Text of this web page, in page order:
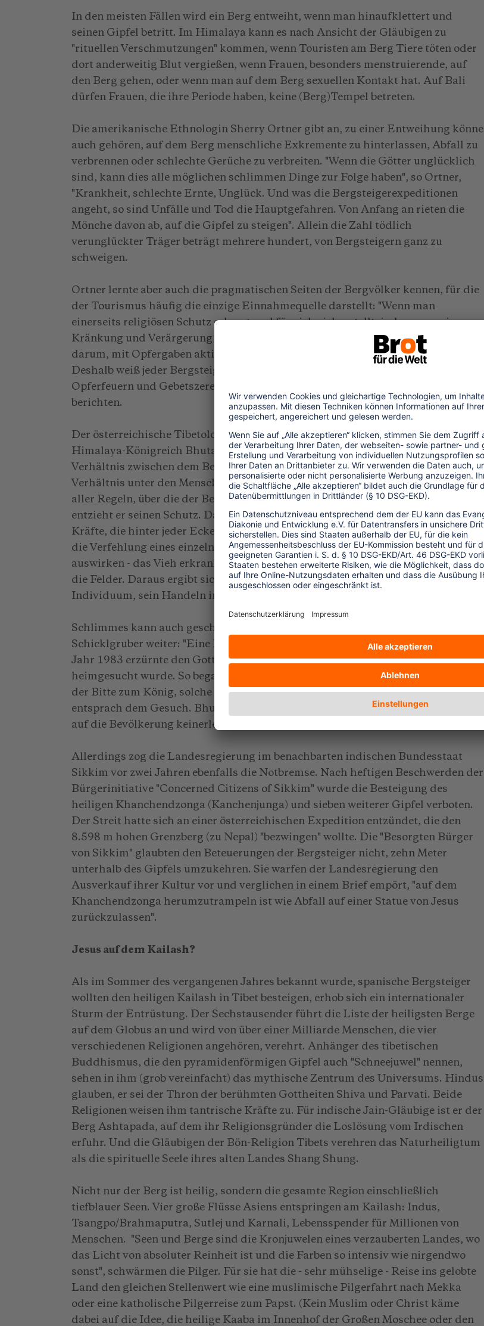
In den meisten Fällen wird ein Berg entweiht, wenn man hinaufklettert und
seinen Gipfel betritt. Im Himalaya kann es nach Ansicht der Gläubigen zu
"rituellen Verschmutzungen" kommen, wenn Touristen am Berg Tiere töten oder
dort anderweitig Blut vergießen, wenn Frauen, besonders menstruierende, auf
den Berg gehen, oder wenn man auf dem Berg sexuellen Kontakt hat. Auf Bali
dürfen Frauen, die ihre Periode haben, keine (Berg)Tempel betreten.
Die amerikanische Ethnologin Sherry Ortner gibt an, zu einer Entweihung könne
auch gehören, auf dem Berg menschliche Exkremente zu hinterlassen, Abfall zu
verbrennen oder schlechte Gerüche zu verbreiten. "Wenn die Götter unglücklich
sind, kann dies alle möglichen schlimmen Dinge zur Folge haben", so Ortner,
"Krankheit, schlechte Ernte, Unglück. Und was die Bergsteigerexpeditionen
angeht, so sind Unfälle und Tod die Hauptgefahren. Von Anfang an rieten die
Mönche davon ab, auf die Gipfel zu steigen". Allein die Zahl tödlich
verunglückter Träger beträgt mehrere hundert, von Bergsteigern ganz zu
schweigen.
Ortner lernte aber auch die pragmatischen Seiten der Bergvölker kennen, für die
der Tourismus häufig die einzige Einnahmequelle darstellt: "Wenn man
einerseits religiösen Schutz erlangt und für sich sicherstellt, indem man eine
Kränkung und Verärgerung der Götter vermeidet, dann geht es andererseits
darum, mit Opfergaben aktiv ihre Unterstützung und ihr Wohlwollen zu suchen".
Deshalb weiß jeder Bergsteiger, der an einer Himalaya-Expedition teilnimmt, von
Opferfeuern und Gebetszeremonien der örtlichen Begleitmannschaft zu
berichten.
Der österreichische Tibetologe Christian Schicklgruber beobachtete im
Himalaya-Königreich Bhutan einen weiteren Aspekt: "Ein harmonisches
Verhältnis zwischen dem Berg und den Menschen setzt ein harmonisches
Verhältnis unter den Menschen voraus. Die soziale Harmonie ist das oberste Ziel
aller Regeln, über die der Berg wacht. Wird eine der sozialen Regeln gebrochen,
entzieht er seinen Schutz. Dadurch öffnet sich ein Tor für all die übelwollenden
Kräfte, die hinter jeder Ecke lauern, um den Menschen zu schaden. So kann sich
die Verfehlung eines einzelnen Bewohners verheerend auf die ganze Region
auswirken - das Vieh erkrankt, Dürre trocknet die Erde aus oder Hagel verwüstet
die Felder. Daraus ergibt sich ein ständiger Druck der Gesellschaft auf das
Individuum, sein Handeln innerhalb der sozialen Spielregeln zu gestalten".
Schlimmes kann auch geschehen, wenn der Wohnort des Gottes gestört wird.
Schicklgruber weiter: "Eine Bergexpedition auf den Gipfel des Jichu Drakye im
Jahr 1983 erzürnte den Gott derart, dass die Region daraufhin von Hagel
heimgesucht wurde. So begab sich eine Gesandtschaft der betroffenen Dörfer mit
der Bitte zum König, solche Expeditionen nicht mehr zuzulassen". Der König
entsprach dem Gesuch. Bhutan ist bis heute das einzige Land, das mit Rücksicht
auf die Bevölkerung keinerlei Bergexpeditionen zulässt.
Allerdings zog die Landesregierung im benachbarten indischen Bundesstaat
Sikkim vor zwei Jahren ebenfalls die Notbremse. Nach heftigen Beschwerden der
Bürgerinitiative "Concerned Citizens of Sikkim" wurde die Besteigung des
heiligen Khanchendzonga (Kanchenjunga) und sieben weiterer Gipfel verboten.
Der Streit hatte sich an einer österreichischen Expedition entzündet, die den
8.598 m hohen Grenzberg (zu Nepal) "bezwingen" wollte. Die "Besorgten Bürger
von Sikkim" glaubten den Beteuerungen der Bergsteiger nicht, zehn Meter
unterhalb des Gipfels umzukehren. Sie warfen der Landesregierung den
Ausverkauf ihrer Kultur vor und verglichen in einem Brief empört, "auf dem
Khanchendzonga herumzutrampeln ist wie Abfall auf einer Statue von Jesus
zurückzulassen".
Jesus auf dem Kailash?
Als im Sommer des vergangenen Jahres bekannt wurde, spanische Bergsteiger
wollten den heiligen Kailash in Tibet besteigen, erhob sich ein internationaler
Sturm der Entrüstung. Der Sechstausender führt die Liste der heiligsten Berge
auf dem Globus an und wird von über einer Milliarde Menschen, die vier
verschiedenen Religionen angehören, verehrt. Anhänger des tibetischen
Buddhismus, die den pyramidenförmigen Gipfel auch "Schneejuwel" nennen,
sehen in ihm (grob vereinfacht) das mythische Zentrum des Universums. Hindus
glauben, er sei der Thron der berühmten Gottheiten Shiva und Parvati. Beide
Religionen weisen ihm tantrische Kräfte zu. Für indische Jain-Gläubige ist er der
Berg Ashtapada, auf dem ihr Religionsgründer die Loslösung vom Irdischen
erfuhr. Und die Gläubigen der Bön-Religion Tibets verehren das Naturheiligtum
als die spirituelle Seele ihres alten Landes Shang Shung.
Nicht nur der Berg ist heilig, sondern die gesamte Region einschließlich
tiefblauer Seen. Vier große Flüsse Asiens entspringen am Kailash: Indus,
Tsangpo/Brahmaputra, Sutlej und Karnali, Lebensspender für Millionen von
Menschen. "Seen und Berge sind die Kronjuwelen eines verzauberten Landes, wo
das Licht von absoluter Reinheit ist und die Farben so intensiv wie nirgendwo
sonst", schwärmen die Pilger. Für sie hat die - sehr mühselige - Reise ins gelobte
Land den gleichen Stellenwert wie eine muslimische Pilgerfahrt nach Mekka
oder eine katholische Pilgerreise zum Papst. (Kein Muslim oder Christ käme
dabei auf die Idee, die heilige Kaaba im Innenhof der Großen Moschee oder den